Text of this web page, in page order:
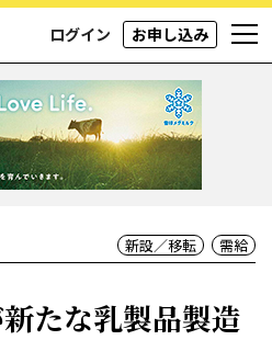
ログイン お申し込み
新設／移転 需給
たな乳製品製造